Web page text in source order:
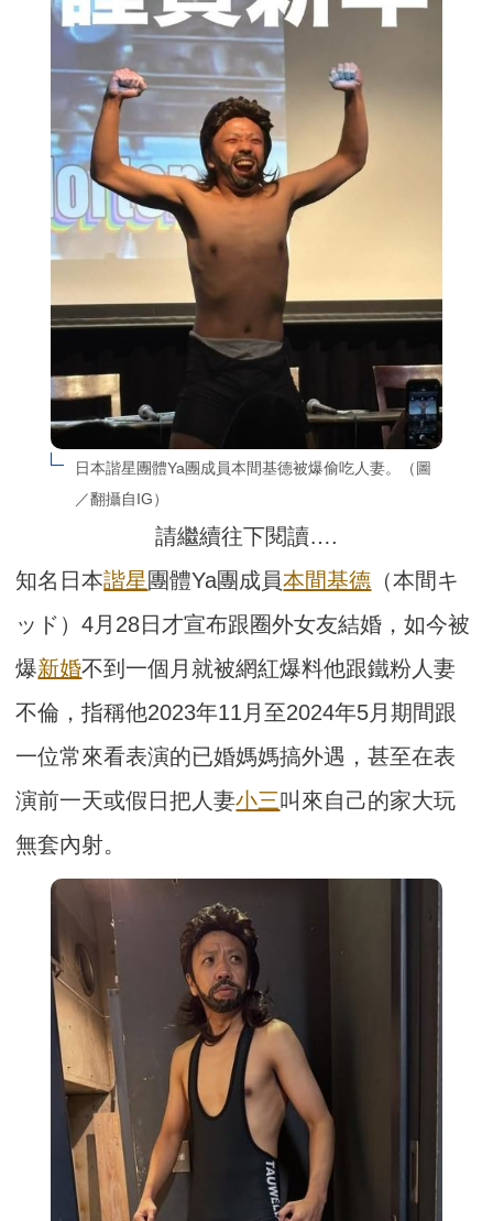
日本諧星團體Ya團成員本間基德被爆偷吃人妻。（圖
／翻攝自IG）
請繼續往下閱讀….
知名日本諧星 團體Ya團成員本間基德 （本間キ
ッド）4月28日才宣布跟圈外女友結婚，如今被
爆新婚不到一個月就被網紅爆料他跟鐵粉人妻
不倫，指稱他2023年11月至2024年5月期間跟
一位常來看表演的已婚媽媽搞外遇，甚至在表
演前一天或假日把人妻小三叫來自己的家大玩
無套內射。